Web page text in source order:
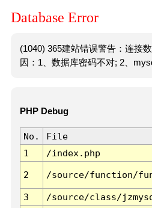
Database Error
(1040) 365建站错误警告：连接
因：1、数据库密码不对; 2、
PHP Debug
No. File
1
/index.php
2 /source/function/
3 /source/class/